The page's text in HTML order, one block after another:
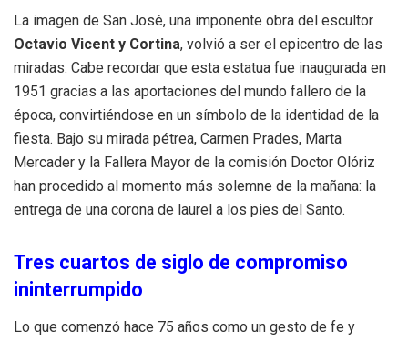
La imagen de San José, una imponente obra del escultor
Octavio Vicent y Cortina, volvió a ser el epicentro de las
miradas. Cabe recordar que esta estatua fue inaugurada en
1951 gracias a las aportaciones del mundo fallero de la
época, convirtiéndose en un símbolo de la identidad de la
fiesta. Bajo su mirada pétrea, Carmen Prades, Marta
Mercader y la Fallera Mayor de la comisión Doctor Olóriz
han procedido al momento más solemne de la mañana: la
entrega de una corona de laurel a los pies del Santo.
Tres cuartos de siglo de compromiso
ininterrumpido
Lo que comenzó hace 75 años como un gesto de fe y